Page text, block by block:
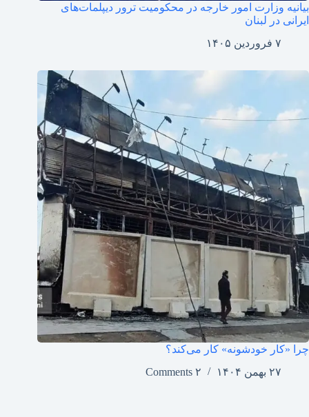
بیانیه وزارت امور خارجه در محکومیت ترور دیپلمات‌های
ایرانی در لبنان
۷ فروردین ۱۴۰۵
چرا «کار خودشونه» کار می‌کند؟
۲۷ بهمن ۱۴۰۴
۲ Comments